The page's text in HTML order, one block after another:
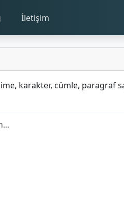
İletişim
karakter, cümle, paragraf